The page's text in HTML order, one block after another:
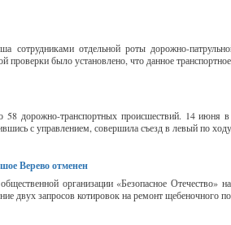
отдельной роты дорожно-
было установлено, что данное
дорожно-транспортных происшествий. 14 июня
с управлением, совершила съезд в левый по
Верево отменен
организации «Безопасное Отечество»
двух запросов котировок на ремонт щебеночного